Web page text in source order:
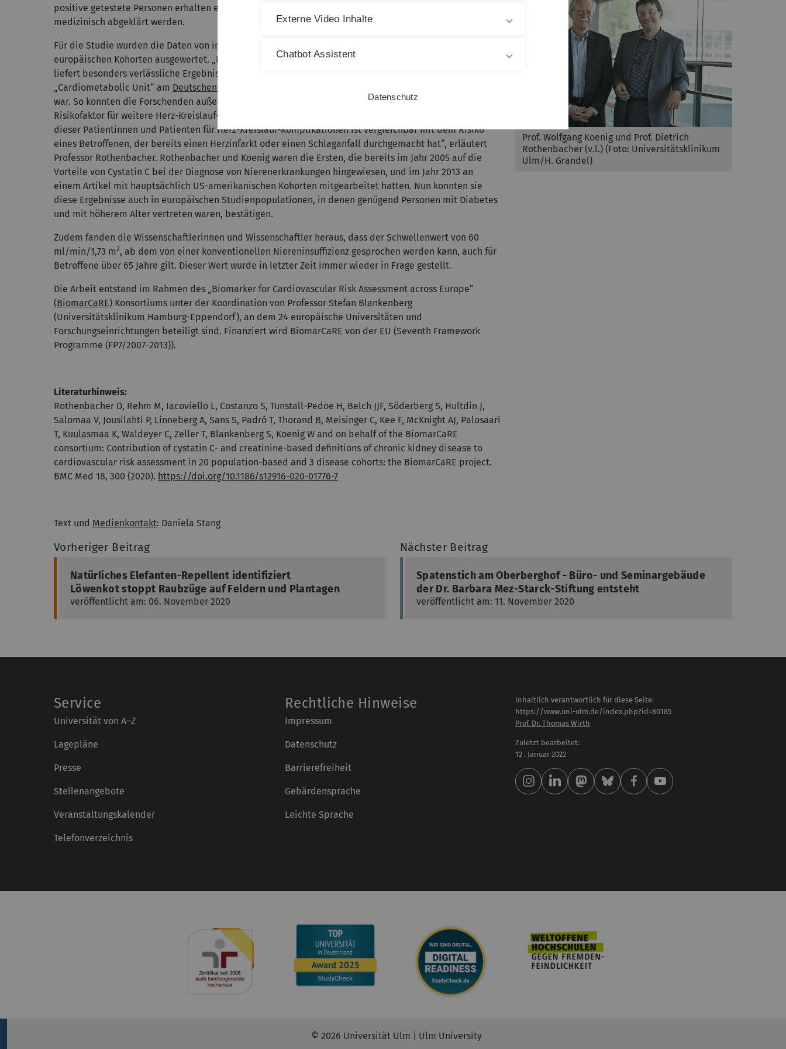
positive getestete Personen erhalten eine Diagnose zu Unrecht und müssen dann oft unnötig weiter
medizinisch abgeklärt werden.
Für die Studie wurden die Daten von insgesamt rund 80 000 Teilnehmerinnen und Teilnehmern aus 23
europäischen Kohorten ausgewertet. „Insbesondere die lange Nachbeobachtungzeit von bis zu 20 Jahren
liefert besonders verlässliche Ergebnisse“, so Professor Wolfgang Koenig, Oberarzt und Leiter der
„Cardiometabolic Unit“ am Deutschen Herzzentrum München
war. So konnten die Forschenden außerdem zeigen, dass eine chronische Niereninsuffizienz ein wichtiger
Risikofaktor für weitere Herz-Kreislauf-Erkrankungen und somit für einen frühen Tod ist. „Das Risiko
dieser Patientinnen und Patienten für Herz-Kreislauf-Komplikationen ist vergleichbar mit dem Risiko
eines Betroffenen, der bereits einen Herzinfarkt oder einen Schlaganfall durchgemacht hat“, erläutert
Professor Rothenbacher. Rothenbacher und Koenig waren die Ersten, die bereits im Jahr 2005 auf die
Vorteile von Cystatin C bei der Diagnose von Nierenerkrankungen hingewiesen, und im Jahr 2013 an
einem Artikel mit hauptsächlich US-amerikanischen Kohorten mitgearbeitet hatten. Nun konnten sie
diese Ergebnisse auch in europäischen Studienpopulationen, in denen genügend Personen mit Diabetes
und mit höherem Alter vertreten waren, bestätigen.
Zudem fanden die Wissenschaftlerinnen und Wissenschaftler heraus, dass der Schwellenwert von 60
ml/min/1,73 m2, ab dem von einer konventionellen Niereninsuffizienz gesprochen werden kann, auch für
Betroffene über 65 Jahre gilt. Dieser Wert wurde in letzter Zeit immer wieder in Frage gestellt.
Die Arbeit entstand im Rahmen des „Biomarker for Cardiovascular Risk Assessment across Europe“
(BiomarCaRE) Konsortiums unter der Koordination von Professor Stefan Blankenberg
(Universitätsklinikum Hamburg-Eppendorf), an dem 24 europäische Universitäten und
Forschungseinrichtungen beteiligt sind. Finanziert wird BiomarCaRE von der EU (Seventh Framework
Programme (FP7/2007-2013)).
Literaturhinweis:
Rothenbacher D, Rehm M, Iacoviello L, Costanzo S, Tunstall-Pedoe H, Belch JJF, Söderberg S, Hultdin J,
Salomaa V, Jousilahti P, Linneberg A, Sans S, Padró T, Thorand B, Meisinger C, Kee F, McKnight AJ, Palosaari
T, Kuulasmaa K, Waldeyer C, Zeller T, Blankenberg S, Koenig W and on behalf of the BiomarCaRE
consortium: Contribution of cystatin C- and creatinine-based definitions of chronic kidney disease to
cardiovascular risk assessment in 20 population-based and 3 disease cohorts: the BiomarCaRE project.
BMC Med 18, 300 (2020). https://doi.org/10.1186/s12916-020-01776-7
Text und Medienkontakt: Daniela Stang
Prof. Wolfgang Koenig und Prof. Dietrich
Rothenbacher (v.l.) (Foto: Universitätsklinikum
Ulm/H. Grandel)
Vorheriger Beitrag
Natürliches Elefanten-Repellent identifiziert
Löwenkot stoppt Raubzüge auf Feldern und Plantagen
veröffentlicht am: 06. November 2020
Nächster Beitrag
Spatenstich am Oberberghof - Büro- und Seminargebäude
der Dr. Barbara Mez-Starck-Stiftung entsteht
veröffentlicht am: 11. November 2020
Service
Universität von A–Z
Lagepläne
Presse
Stellenangebote
Veranstaltungskalender
Telefonverzeichnis
Rechtliche Hinweise
Impressum
Datenschutz
Barrierefreiheit
Gebärdensprache
Leichte Sprache
Inhaltlich verantwortlich für diese Seite:
https://www.uni-ulm.de/index.php?id=80185
Prof. Dr. Thomas Wirth
Zuletzt bearbeitet:
12 . Januar 2022
© 2026 Universität Ulm | Ulm University
Externe Video Inhalte
Chatbot Assistent
Datenschutz